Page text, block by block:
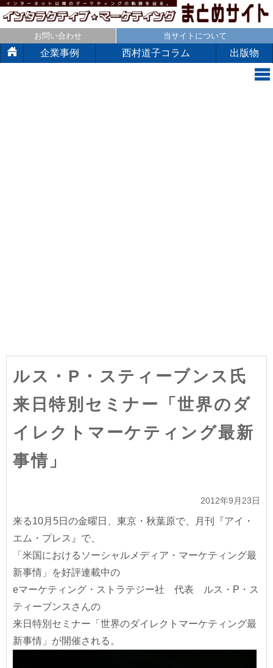
お問い合わせ 当サイトについて
企業事例 西村道子コラム 出版物
ルス・P・スティーブンス氏
来日特別セミナー「世界のダ
イレクトマーケティング最新
事情」
2012年9月23日
来る10月5日の金曜日、東京・秋葉原で、月刊『アイ・
エム・プレス』で、
「米国におけるソーシャルメディア・マーケティング最
新事情」を好評連載中の
eマーケティング・ストラテジー社 代表 ルス・P・ス
ティーブンスさんの
来日特別セミナー「世界のダイレクトマーケティング最
新事情」が開催される。